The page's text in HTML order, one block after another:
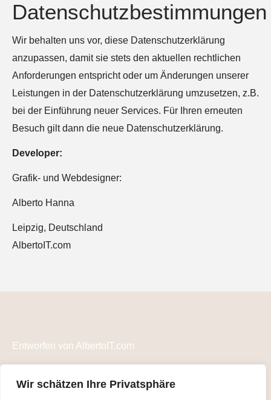
Wir schätzen Ihre Privatsphäre
Datenschutzbestimmungen
Wir behalten uns vor, diese Datenschutzerklärung
anzupassen, damit sie stets den aktuellen rechtlichen
Anforderungen entspricht oder um Änderungen unserer
Leistungen in der Datenschutzerklärung umzusetzen, z.B.
bei der Einführung neuer Services. Für Ihren erneuten
Besuch gilt dann die neue Datenschutzerklärung.
Developer:
Grafik- und Webdesigner:
Alberto Hanna
Leipzig, Deutschland
AlbertoIT.com
Entworfen von AlbertoIT.com